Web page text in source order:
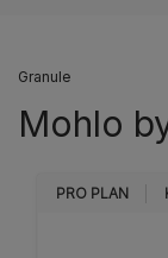
Granule
Mohlo
PRO PLAN